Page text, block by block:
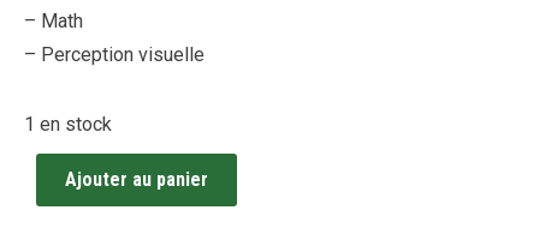
– Math
– Perception visuelle
1 en stock
Ajouter au panier